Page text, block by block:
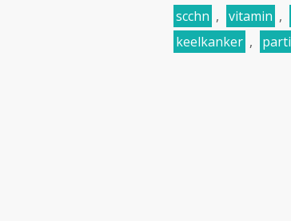
scchn , vitamin ,
keelkanker ,